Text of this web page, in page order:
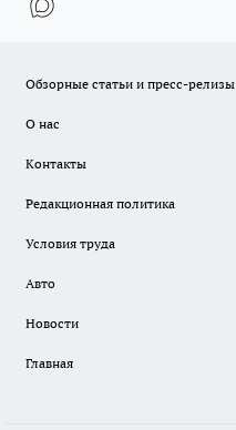
Обзорные статьи и пресс-релизы
О нас
Контакты
Редакционная политика
Условия труда
Авто
Новости
Главная